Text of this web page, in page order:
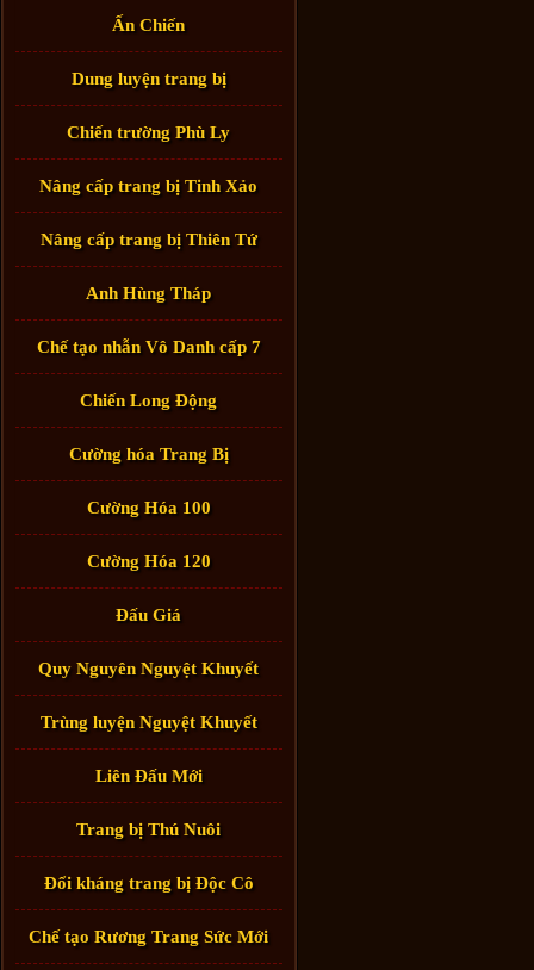
Ấn Chiến
Dung luyện trang bị
Chiến trường Phù Ly
Nâng cấp trang bị Tinh Xảo
Nâng cấp trang bị Thiên Tứ
Anh Hùng Tháp
Chế tạo nhẫn Vô Danh cấp 7
Chiến Long Động
Cường hóa Trang Bị
Cường Hóa 100
Cường Hóa 120
Đấu Giá
Quy Nguyên Nguyệt Khuyết
Trùng luyện Nguyệt Khuyết
Liên Đấu Mới
Trang bị Thú Nuôi
Đổi kháng trang bị Độc Cô
Chế tạo Rương Trang Sức Mới